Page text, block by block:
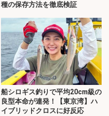
種の保存方法を徹底検証
船シロギス釣りで平均20cm級の
良型本命が連発！【東京湾】ハ
イブリッドクロスに好反応